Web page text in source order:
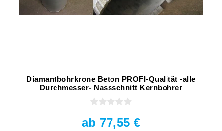
Diamantbohrkrone Beton PROFI-Qualität -alle
Durchmesser- Nassschnitt Kernbohrer
ab 77,55 €